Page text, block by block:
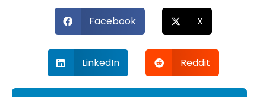
Facebook X
LinkedIn Reddit